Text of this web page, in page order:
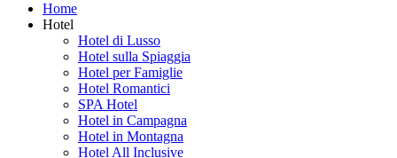
Home
Hotel
Hotel di Lusso
Hotel sulla Spiaggia
Hotel per Famiglie
Hotel Romantici
SPA Hotel
Hotel in Campagna
Hotel in Montagna
Hotel All Inclusive